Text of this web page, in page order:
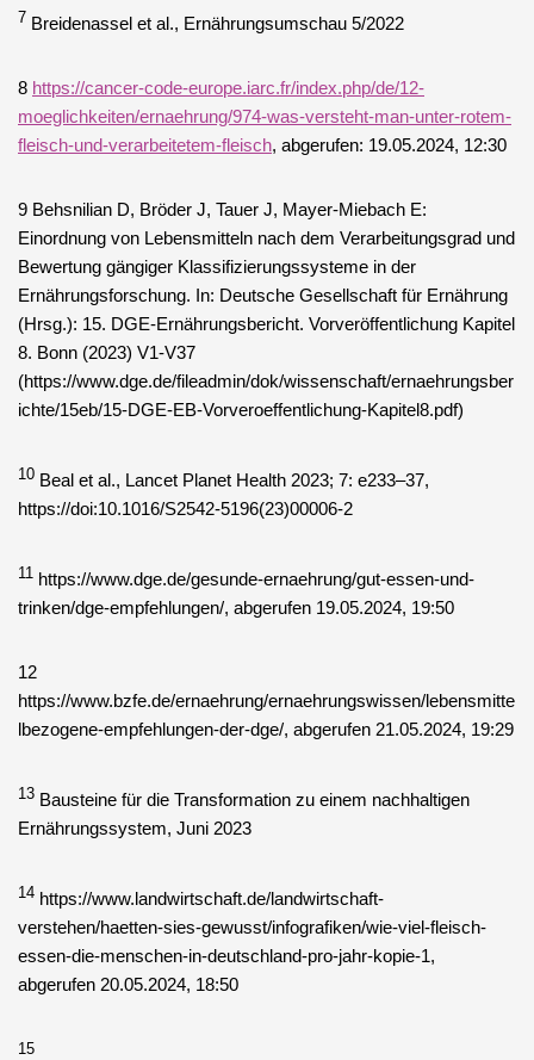
7 Breidenassel et al., Ernährungsumschau 5/2022
8 https://cancer-code-europe.iarc.fr/index.php/de/12-
moeglichkeiten/ernaehrung/974-was-versteht-man-unter-rotem-
fleisch-und-verarbeitetem-fleisch, abgerufen: 19.05.2024, 12:30
9 Behsnilian D, Bröder J, Tauer J, Mayer-Miebach E:
Einordnung von Lebensmitteln nach dem Verarbeitungsgrad und
Bewertung gängiger Klassifizierungssysteme in der
Ernährungsforschung. In: Deutsche Gesellschaft für Ernährung
(Hrsg.): 15. DGE-Ernährungsbericht. Vorveröffentlichung Kapitel
8. Bonn (2023) V1-V37
(https://www.dge.de/fileadmin/dok/wissenschaft/ernaehrungsber
ichte/15eb/15-DGE-EB-Vorveroeffentlichung-Kapitel8.pdf)
10 Beal et al., Lancet Planet Health 2023; 7: e233–37,
https://doi:10.1016/S2542-5196(23)00006-2
11 https://www.dge.de/gesunde-ernaehrung/gut-essen-und-
trinken/dge-empfehlungen/, abgerufen 19.05.2024, 19:50
12
https://www.bzfe.de/ernaehrung/ernaehrungswissen/lebensmitte
lbezogene-empfehlungen-der-dge/, abgerufen 21.05.2024, 19:29
13 Bausteine für die Transformation zu einem nachhaltigen
Ernährungssystem, Juni 2023
14 https://www.landwirtschaft.de/landwirtschaft-
verstehen/haetten-sies-gewusst/infografiken/wie-viel-fleisch-
essen-die-menschen-in-deutschland-pro-jahr-kopie-1,
abgerufen 20.05.2024, 18:50
15